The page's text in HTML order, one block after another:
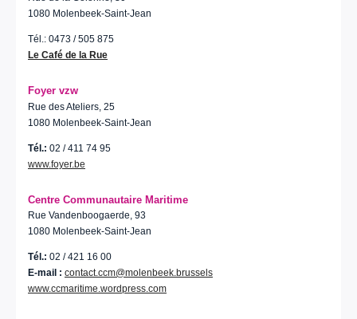
1080 Molenbeek-Saint-Jean
Tél.: 0473 / 505 875
Le Café de la Rue
Foyer vzw
Rue des Ateliers, 25
1080 Molenbeek-Saint-Jean
Tél.: 02 / 411 74 95
www.foyer.be
Centre Communautaire Maritime
Rue Vandenboogaerde, 93
1080 Molenbeek-Saint-Jean
Tél.: 02 / 421 16 00
E-mail : contact.ccm@molenbeek.brussels
www.ccmaritime.wordpress.com